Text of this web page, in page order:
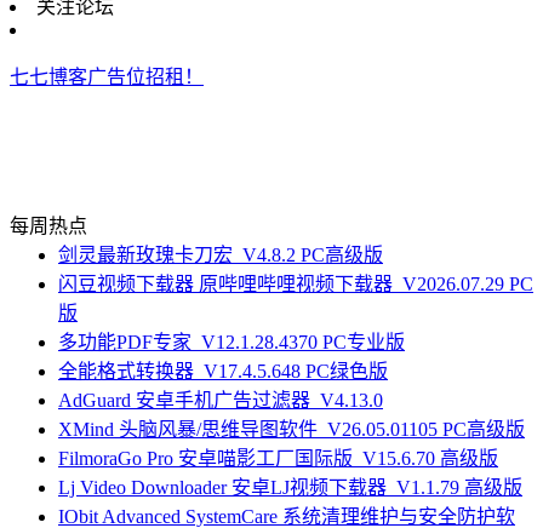
关注论坛
七七博客广告位招租！
每周热点
剑灵最新玫瑰卡刀宏_V4.8.2 PC高级版
闪豆视频下载器 原哔哩哔哩视频下载器_V2026.07.29 PC
版
多功能PDF专家_V12.1.28.4370 PC专业版
全能格式转换器_V17.4.5.648 PC绿色版
AdGuard 安卓手机广告过滤器_V4.13.0
XMind 头脑风暴/思维导图软件_V26.05.01105 PC高级版
FilmoraGo Pro 安卓喵影工厂国际版_V15.6.70 高级版
Lj Video Downloader 安卓LJ视频下载器_V1.1.79 高级版
IObit Advanced SystemCare 系统清理维护与安全防护软